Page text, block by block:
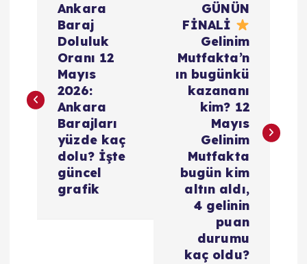
ı
Ankara
Baraj
Doluluk
Oranı 12
Mayıs
2026:
Ankara
Barajları
yüzde kaç
dolu? İşte
güncel
grafik
GÜNÜN
FİNALİ
Gelinim
Mutfakta’n
ın bugünkü
kazananı
kim? 12
Mayıs
Gelinim
Mutfakta
bugün kim
altın aldı,
4 gelinin
puan
durumu
kaç oldu?